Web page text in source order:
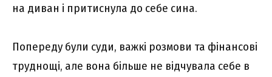
на диван і притиснула до себе сина.
Попереду були суди, важкі розмови та фінансові
труднощі, але вона більше не відчувала себе в